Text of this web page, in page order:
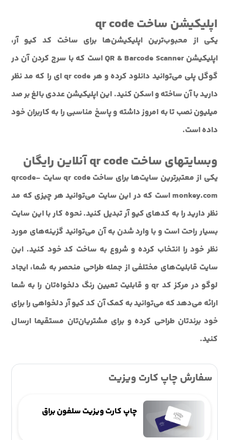
اپلیکیشن ساخت qr code
یکی از محبوب‌ترین اپلیکیشن‌ها برای ساخت کد کیو آر،
اپلیکیشن QR & Barcode Scanner است که با سرچ کردن آن در
گوگل پلی می‌توانید دانلود کرده و هر qr code ای را که مد نظر
دارید با آن ساخته و اسکن کنید. این اپلیکیشن عددی بالغ بر صد
میلیون نصب تا به امروز داشته و پاسخ مناسبی را به کاربران خود
داده است.
وبسایتهای ساخت qr code آنلاین رایگان
یکی از معتبرترین سایت‌ها برای ساخت qr code سایت qrcode-
monkey.com است که در این سایت می‌توانید هر چیزی که مد
نظر دارید را به کدهای کیو آر تبدیل کنید. نحوه کار با این سایت
بسیار راحت است و با وارد شدن به آن می‌توانید گزینه‌های مورد
نظر خود را انتخاب کرده و شروع به ساخت کد خود کنید. این
سایت قابلیت‌های مختلفی از جمله طراحی منحصر به شما، ایجاد
لوگو در مرکز کد qr و قابلیت تعیین رنگ دلخواه‌تان را به شما
ارائه می‌دهد که می‌توانید به کمک آن کد کیو آر دلخواهی را برای
خود برندتان طراحی کرده و برای مشتریان‌تان مستقیما ارسال
کنید.
سفارش چاپ کارت ویزیت
چاپ کارت ویزیت سلفون براق